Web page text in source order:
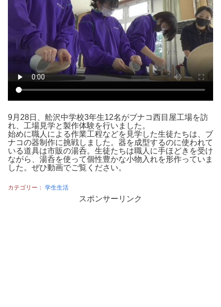
9月28日、舩沢中学校3年生12名がブナコ西目屋工場を訪
れ、工場見学と製作体験を行いました。
始めに職人による作業工程などを見学した生徒たちは、ブ
ナコの器制作に挑戦しました。器を成型するのに使われて
いる道具は市販の湯呑。生徒たちは職人に手ほどきを受け
ながら、湯呑を使って個性豊かな小物入れを形作っていま
した。ぜひ動画でご覧ください。
カテゴリー： 学生生活
スポンサーリンク